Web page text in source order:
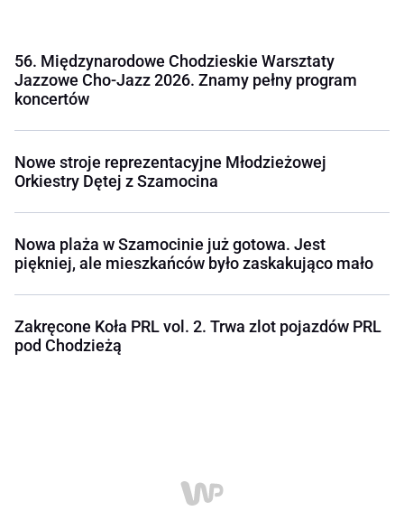
56. Międzynarodowe Chodzieskie Warsztaty
Jazzowe Cho-Jazz 2026. Znamy pełny program
koncertów
Nowe stroje reprezentacyjne Młodzieżowej
Orkiestry Dętej z Szamocina
Nowa plaża w Szamocinie już gotowa. Jest
piękniej, ale mieszkańców było zaskakująco mało
Zakręcone Koła PRL vol. 2. Trwa zlot pojazdów PRL
pod Chodzieżą